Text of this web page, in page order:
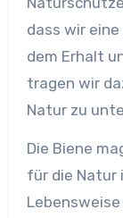
dass wir
dem Erhalt
tragen wir
Natur zu
Die Biene
für die Natur